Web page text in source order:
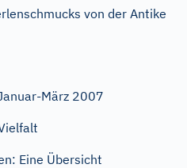
von der Antike
März 2007
Eine Übersicht